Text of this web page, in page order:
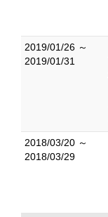
2019/01/26 ～
2019/01/31
2018/03/20 ～
2018/03/29